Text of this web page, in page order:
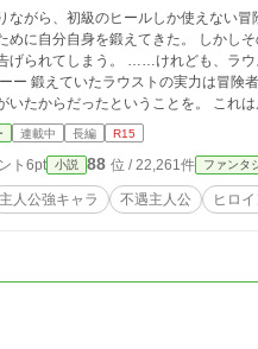
級のヒールしか使えない冒険者のラウスト。 そんな能力ながら、ラウスト
。 しかしそのラウストの思いは通じることなく、クエストを失敗した八つ当たりでパーティ
がパーティーから抜けた後にパーティーメンバーは後にあることを悟ること
とを。 これは虐げられていた治癒師が、最悪のパーティーから追放されたことにより、自身を
仲間を得るまでの物語。
連載中 長編 R15
ト 6pt 小説 88 位 / 22,261件 ファンタ
主人公強キャラ 不遇主人公 ヒロ